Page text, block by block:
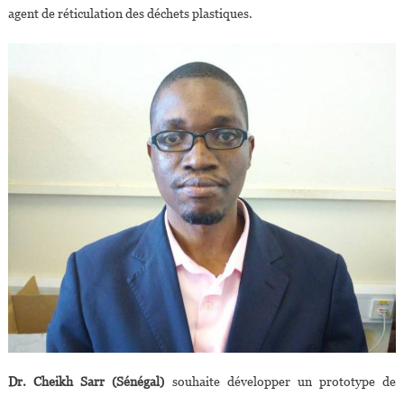
agent de réticulation des déchets plastiques.
Dr. Cheikh Sarr (Sénégal) souhaite développer un prototype de